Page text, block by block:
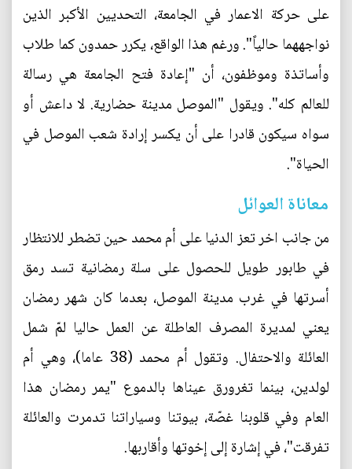
على حركة الاعمار في الجامعة، التحديين الأكبر الذين
نواجههما حالياً". ورغم هذا الواقع، يكرر حمدون كما طلاب
وأساتذة وموظفون، أن "إعادة فتح الجامعة هي رسالة
للعالم كله". ويقول "الموصل مدينة حضارية. لا داعش أو
سواه سيكون قادرا على أن يكسر إرادة شعب الموصل في
الحياة".
معاناة العوائل
من جانب اخر تعز الدنيا على أم محمد حين تضطر للانتظار
في طابور طويل للحصول على سلة رمضانية تسد رمق
أسرتها في غرب مدينة الموصل، بعدما كان شهر رمضان
يعني لمديرة المصرف العاطلة عن العمل حاليا لمّ شمل
العائلة والاحتفال. وتقول أم محمد (38 عاما)، وهي أم
لولدين، بينما تغرورق عيناها بالدموع "يمر رمضان هذا
العام وفي قلوبنا غصّة، بيوتنا وسياراتنا تدمرت والعائلة
تفرقت"، في إشارة إلى إخوتها وأقاربها.